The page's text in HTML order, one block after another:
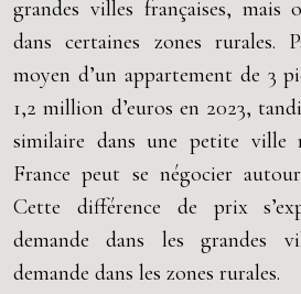
grandes villes françaises, mais
dans certaines zones rurales.
moyen d’un appartement de 3
1,2 million d’euros en 2023,
similaire dans une petite
France peut se négocier
Cette différence de prix
demande dans les grandes
demande dans les zones rurales.